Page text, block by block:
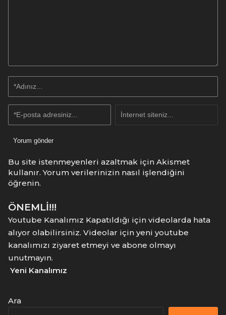
Bu site istenmeyenleri azaltmak için Akismet
kullanır.Yorum verilerinizin nasıl işlendiğini
öğrenin.
ÖNEMLİ!!!
Youtube Kanalımız Kapatıldığı için videolarda hata
alıyor olabilirsiniz. Videolar için yeni youtube
kanalımızı ziyaret etmeyi ve abone olmayı
unutmayın.
Yeni Kanalımız
Ara